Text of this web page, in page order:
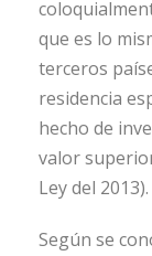
que es lo
terceros
residencia
hecho de
valor
Ley del 2013).
Según se